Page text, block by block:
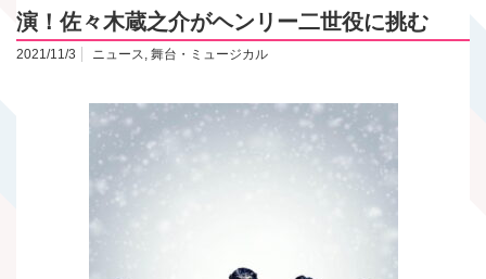
演！佐々木蔵之介がヘンリー二世役に挑む
2021/11/3 ニュース, 舞台・ミュージカル